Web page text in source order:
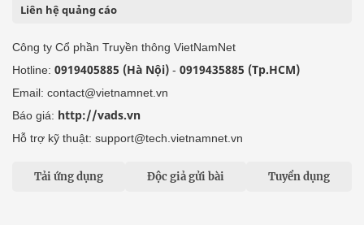
Liên hệ quảng cáo
Công ty Cổ phần Truyền thông VietNamNet
Hotline: 0919405885 (Hà Nội) - 0919435885 (Tp.HCM)
Email: contact@vietnamnet.vn
Báo giá: http://vads.vn
Hỗ trợ kỹ thuật: support@tech.vietnamnet.vn
Tải ứng dụng Độc giả gửi bài Tuyển dụng